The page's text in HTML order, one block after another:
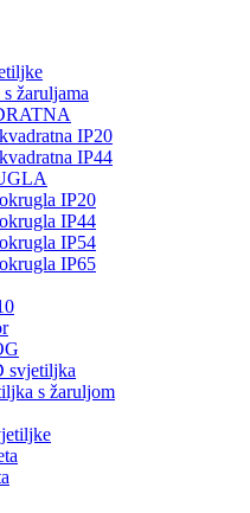
žaruljama
IP20
IP44
IP20
IP44
IP54
IP65
svjetiljka
s žaruljom